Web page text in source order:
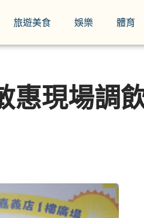
旅遊美食 娛樂 體育
現場調